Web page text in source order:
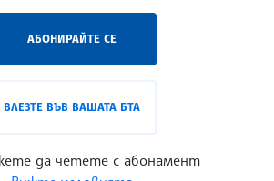
АБОНИРАЙТЕ СЕ
ВЛЕЗТЕ ВЪВ ВАШАТА БТА
да четете с абонамент